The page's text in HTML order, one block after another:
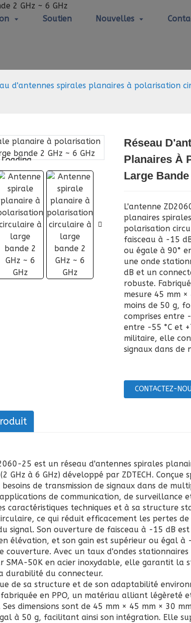
Soutien Nouvelles
d'antennes spirales planaires à polarisation
Loading...
Loading...
Réseau
Planaires À
Large
L'antenne
planaires
polarisation
faisceau à -15
ou égale à 90°
une onde
dB et un
robuste.
mesure 45 mm
moins de 50 g,
comprises entre
entre -55 °C et
militaire, elle
signaux dans de
CONTACTEZ-
25 est un réseau d'antennes spirales
GHz à 6 GHz) développé par ZDTECH. Conçue
de transmission de signaux dans de
de communication, de surveillance
caractéristiques techniques et à sa structure
ce qui réduit efficacement les pertes
signal. Son ouverture de faisceau à -15 dB
élévation, et son gain est supérieur ou égal à
couverture. Avec un taux d'ondes
SMA-50K en acier inoxydable, elle garantit la
durabilité du connecteur.
de sa structure et de son adaptabilité
en PPO, un matériau alliant légèreté
Ses dimensions sont de 45 mm × 45 mm × 30
à 50 g, facilitant ainsi son intégration. Elle